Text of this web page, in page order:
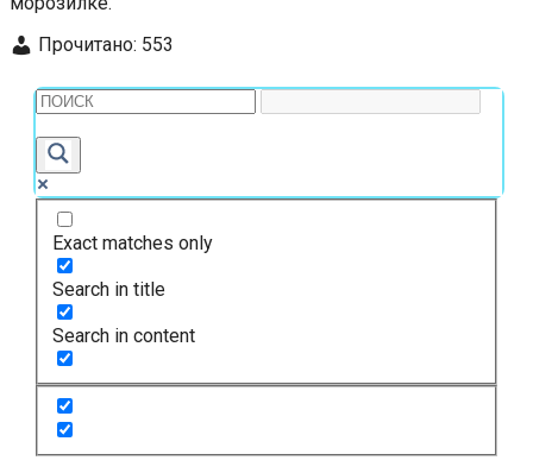
Прочитано: 553
Exact matches only
Search in title
Search in content